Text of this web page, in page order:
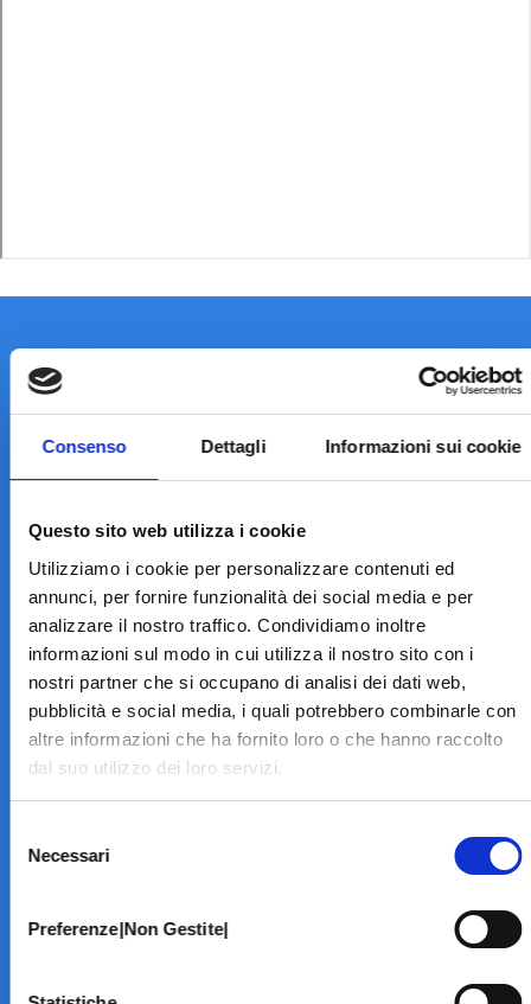
Consenso Dettagli Informazioni sui cookie
Questo sito web utilizza i cookie
Utilizziamo i cookie per personalizzare contenuti ed
annunci, per fornire funzionalità dei social media e per
analizzare il nostro traffico. Condividiamo inoltre
informazioni sul modo in cui utilizza il nostro sito con i
nostri partner che si occupano di analisi dei dati web,
pubblicità e social media, i quali potrebbero combinarle con
altre informazioni che ha fornito loro o che hanno raccolto
dal suo utilizzo dei loro servizi.
delNecessari
Preferenze|Non Gestite|
LA STRUTTURA
Informazioni
Contatti
Specialità
Home Page
PRENOTA ON LINE
INFORMATIVE
Home Page
Modello 231
Amministrazione Trasparente